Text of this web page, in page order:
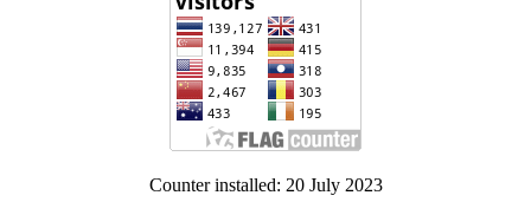
Counter installed: 20 July 2023